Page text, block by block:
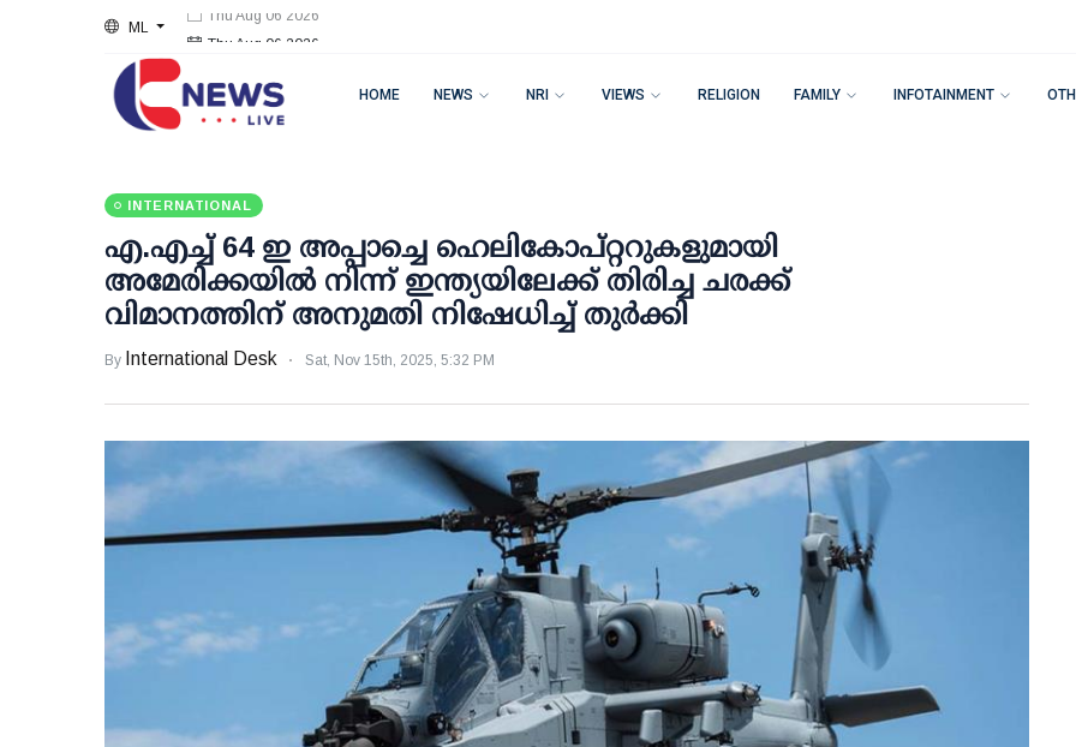
ML Thu Aug 06 2026
HOME NEWS NRI VIEWS RELIGION FAMILY INFOTAINMENT
INTERNATIONAL
എ.എച്ച് 64 ഇ അപ്പാച്ചെ ഹെലികോപ്റ്ററുകളുമായി
അമേരിക്കയില്‍ നിന്ന് ഇന്ത്യയിലേക്ക് തിരിച്ച ചരക്ക്
വിമാനത്തിന് അനുമതി നിഷേധിച്ച് തുര്‍ക്കി
By International Desk Sat, Nov 15th, 2025, 5:32 PM